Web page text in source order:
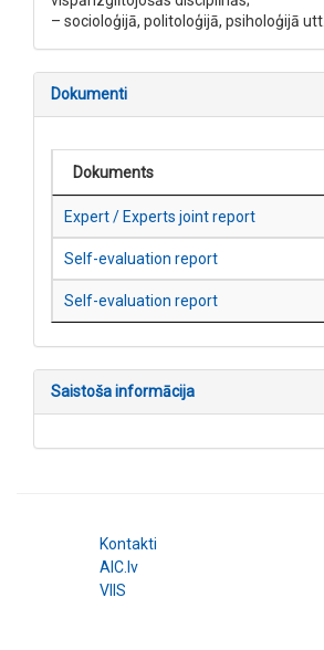
– socioloģijā, politoloģijā, psiholoģijā
Dokumenti
Dokuments
Expert / Experts joint report
Self-evaluation report
Self-evaluation report
Saistoša informācija
Kontakti
AIC.lv
VIIS